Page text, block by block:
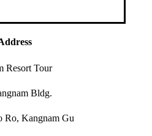
Resort Tour
Bldg.
Ro, Kangnam Gu